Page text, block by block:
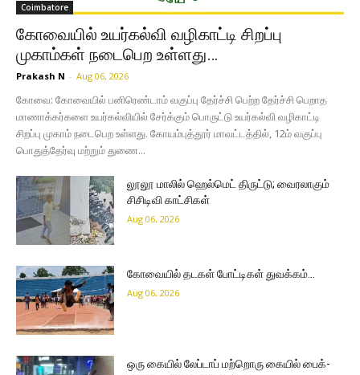
Coimbatore
கோவையில் உயர்கல்வி வழிகாட்டி சிறப்பு
முகாம்கள் நடைபெற உள்ளது…
Prakash N - Aug 06, 2026
கோவை: கோவையில் பனிரெண்டாம் வகுப்பு தேர்ச்சி பெற்ற தேர்ச்சி பெறாத
மாணாக்கர்களை உயர்கல்வியில் சேர்க்கும் பொருட்டு உயர்கல்வி வழிகாட்டி
சிறப்பு முகாம் நடைபெற உள்ளது. கோயம்புத்தூர் மாவட்டத்தில், 12ம் வகுப்பு
பொதுத்தேர்வு மற்றும் துணை...
லூலூ மாலில் ஹெல்மெட் திருட்டு; வைரலாகும்
சிசிடிவி காட்சிகள்
Aug 06, 2026
கோவையில் தடகள் போட்டிகள் துவக்கம்…
Aug 06, 2026
ஒரு கையில் லேப்டாப் மற்றொரு கையில் பைக்-